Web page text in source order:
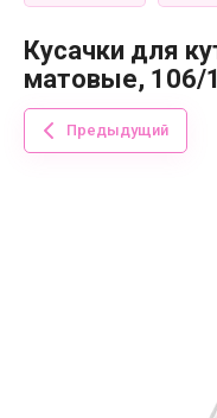
Кусачки для
матовые,
Предыдущий